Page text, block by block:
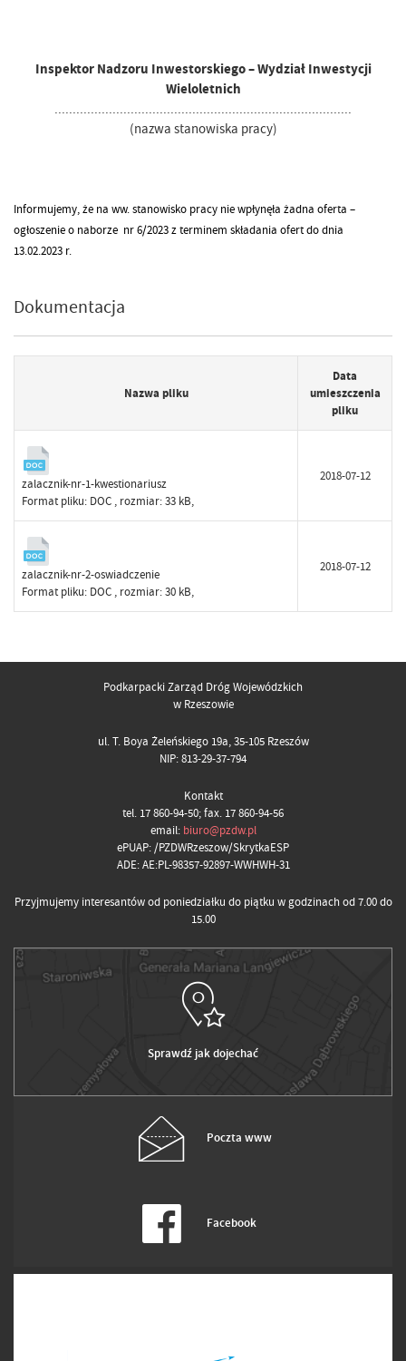
Inspektor Nadzoru Inwestorskiego – Wydział Inwestycji
Wieloletnich
..................................................................................
(nazwa stanowiska pracy)
Informujemy, że na ww. stanowisko pracy nie wpłynęła żadna oferta –
ogłoszenie o naborze nr 6/2023 z terminem składania ofert do dnia
13.02.2023 r.
Dokumentacja
Nazwa pliku
Data
umieszczenia
pliku
zalacznik-nr-1-kwestionariusz
Format pliku: DOC , rozmiar: 33 kB,
2018-07-12
zalacznik-nr-2-oswiadczenie
Format pliku: DOC , rozmiar: 30 kB,
2018-07-12
Podkarpacki Zarząd Dróg Wojewódzkich
w Rzeszowie
ul. T. Boya Żeleńskiego 19a, 35-105 Rzeszów
NIP: 813-29-37-794
Kontakt
tel. 17 860-94-50; fax. 17 860-94-56
email: biuro@pzdw.pl
ePUAP: /PZDWRzeszow/SkrytkaESP
ADE: AE:PL-98357-92897-WWHWH-31
Przyjmujemy interesantów od poniedziałku do piątku w godzinach od 7.00 do
15.00
Sprawdź jak dojechać
Poczta www
Facebook